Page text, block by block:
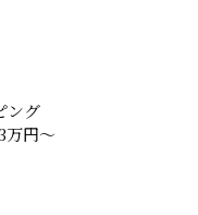
ング
万円〜